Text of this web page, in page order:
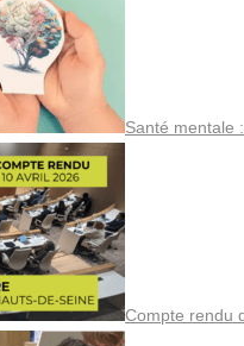
Santé mentale
Compte rendu